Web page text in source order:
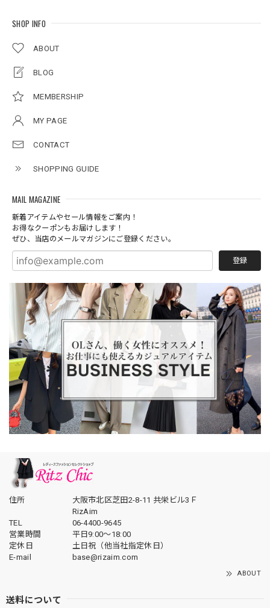
SHOP INFO
ABOUT
BLOG
MEMBERSHIP
MY PAGE
CONTACT
SHOPPING GUIDE
MAIL MAGAZINE
新着アイテムやセール情報をご案内！
お得なクーポンもお届けします！
ぜひ、当店のメールマガジンにご登録ください。
登録
住所
大阪市北区芝田2-8-11 共栄ビル3Ｆ
RizAim
TEL
06-4400-9645
営業時間
平日9:00～18:00
定休日
土日祝（他当社指定休日）
E-mail
base@rizaim.com
ABOUT
送料について